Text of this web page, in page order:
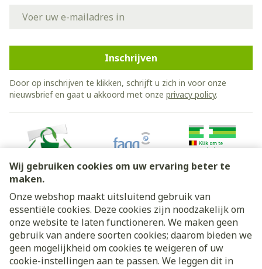
Wij gebruiken cookies om uw ervaring beter te
maken.
Onze webshop maakt uitsluitend gebruik van
essentiële cookies. Deze cookies zijn noodzakelijk om
onze website te laten functioneren. We maken geen
gebruik van andere soorten cookies; daarom bieden we
geen mogelijkheid om cookies te weigeren of uw
cookie-instellingen aan te passen. We leggen dit in
Inschrijven
Door op inschrijven te klikken, schrijft u zich in voor onze
nieuwsbrief en gaat u akkoord met onze privacy policy.
Juridische links